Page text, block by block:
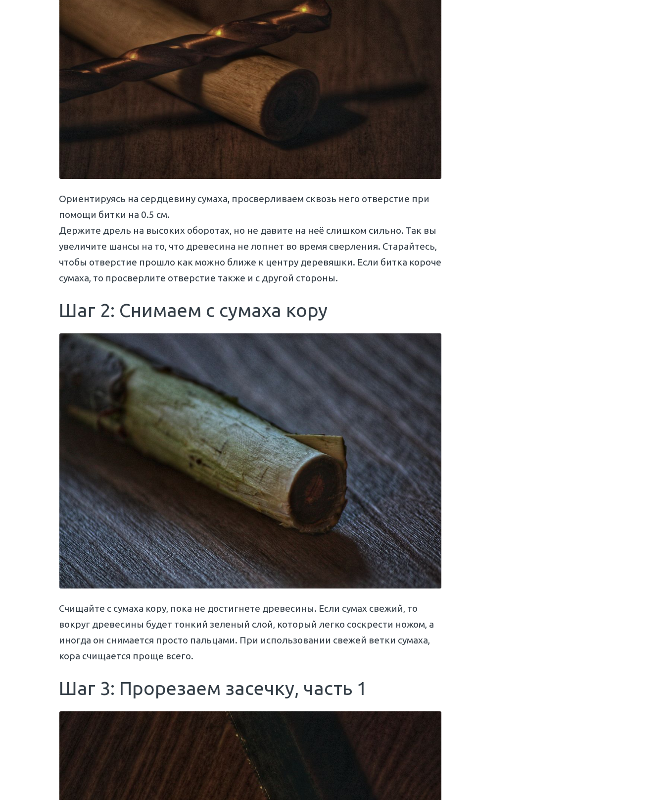
Ориентируясь на сердцевину сумаха, просверливаем сквозь него отверстие при
помощи битки на 0.5 см.
Держите дрель на высоких оборотах, но не давите на неё слишком сильно. Так вы
увеличите шансы на то, что древесина не лопнет во время сверления. Старайтесь,
чтобы отверстие прошло как можно ближе к центру деревяшки. Если битка короче
сумаха, то просверлите отверстие также и с другой стороны.
Шаг 2: Снимаем с сумаха кору
Счищайте с сумаха кору, пока не достигнете древесины. Если сумах свежий, то
вокруг древесины будет тонкий зеленый слой, который легко соскрести ножом, а
иногда он снимается просто пальцами. При использовании свежей ветки сумаха,
кора счищается проще всего.
Шаг 3: Прорезаем засечку, часть 1